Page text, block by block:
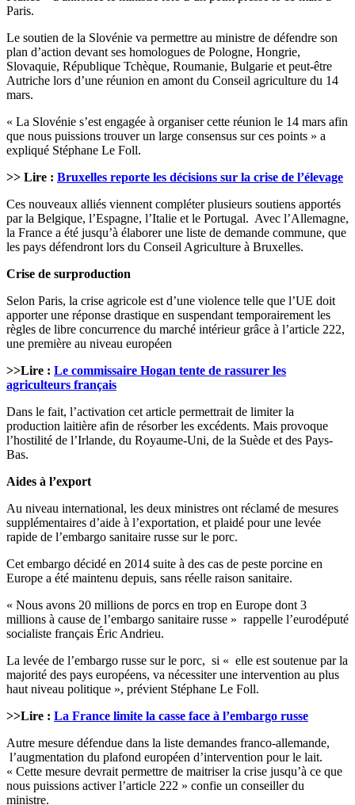
Paris.
Le soutien de la Slovénie va permettre au ministre de défendre son
plan d’action devant ses homologues de Pologne, Hongrie,
Slovaquie, République Tchèque, Roumanie, Bulgarie et peut-être
Autriche lors d’une réunion en amont du Conseil agriculture du 14
mars.
« La Slovénie s’est engagée à organiser cette réunion le 14 mars afin
que nous puissions trouver un large consensus sur ces points » a
expliqué Stéphane Le Foll.
>> Lire : Bruxelles reporte les décisions sur la crise de l’élevage
Ces nouveaux alliés viennent compléter plusieurs soutiens apportés
par la Belgique, l’Espagne, l’Italie et le Portugal. Avec l’Allemagne,
la France a été jusqu’à élaborer une liste de demande commune, que
les pays défendront lors du Conseil Agriculture à Bruxelles.
Crise de surproduction
Selon Paris, la crise agricole est d’une violence telle que l’UE doit
apporter une réponse drastique en suspendant temporairement les
règles de libre concurrence du marché intérieur grâce à l’article 222,
une première au niveau européen
>>Lire : Le commissaire Hogan tente de rassurer les
agriculteurs français
Dans le fait, l’activation cet article permettrait de limiter la
production laitière afin de résorber les excédents. Mais provoque
l’hostilité de l’Irlande, du Royaume-Uni, de la Suède et des Pays-
Bas.
Aides à l’export
Au niveau international, les deux ministres ont réclamé de mesures
supplémentaires d’aide à l’exportation, et plaidé pour une levée
rapide de l’embargo sanitaire russe sur le porc.
Cet embargo décidé en 2014 suite à des cas de peste porcine en
Europe a été maintenu depuis, sans réelle raison sanitaire.
« Nous avons 20 millions de porcs en trop en Europe dont 3
millions à cause de l’embargo sanitaire russe » rappelle l’eurodéputé
socialiste français Éric Andrieu.
La levée de l’embargo russe sur le porc, si « elle est soutenue par la
majorité des pays européens, va nécessiter une intervention au plus
haut niveau politique », prévient Stéphane Le Foll.
>>Lire : La France limite la casse face à l’embargo russe
Autre mesure défendue dans la liste demandes franco-allemande,
l’augmentation du plafond européen d’intervention pour le lait.
« Cette mesure devrait permettre de maitriser la crise jusqu’à ce que
nous puissions activer l’article 222 » confie un conseiller du
ministre.